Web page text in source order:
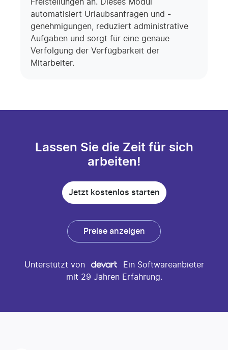
Freistellungen an. Dieses Modul
automatisiert Urlaubsanfragen und -
genehmigungen, reduziert administrative
Aufgaben und sorgt für eine genaue
Verfolgung der Verfügbarkeit der
Mitarbeiter.
Lassen Sie die Zeit für sich
arbeiten!
Jetzt kostenlos starten
Preise anzeigen
Unterstützt von
Ein Softwareanbieter
mit 29 Jahren Erfahrung.